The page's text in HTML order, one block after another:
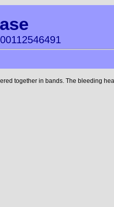
together in bands. The bleeding